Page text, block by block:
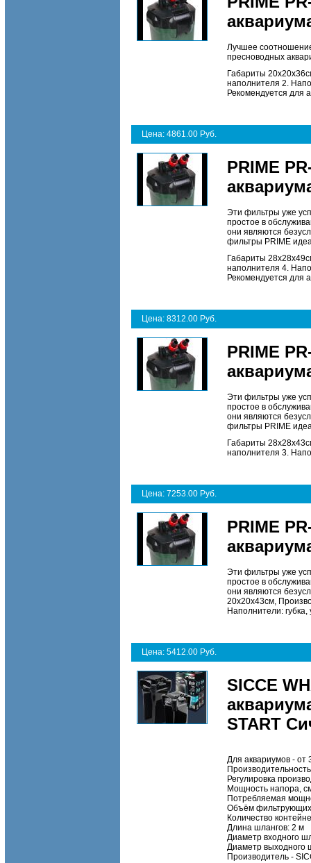
Лучшее
пресноводных
Габариты
наполнителя 2.
Рекомендуется для
Цена: 4861.00 Руб.
PRIME
Эти фильтры уже
простое в
они являются
фильтры PRIME
Габариты
наполнителя 4.
Рекомендуется для
Цена: 8312.00 Руб.
PRIME
Эти фильтры уже
простое в
они являются
фильтры PRIME
Габариты
наполнителя 3.
Цена: 7253.00 Руб.
PRIME
Эти фильтры уже
простое в
они являются
20х20х43см,
Наполнители:
Цена: 5412.00 Руб.
SICCE
START
Для аквариумов - от
Регулировка
Мощность напора,
Потребляемая
Объём
Количество
Длина шлангов: 2 м
Диаметр входного
Диаметр выходного
Производитель -